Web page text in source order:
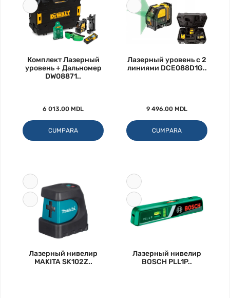
Комплект Лазерный
уровень + Дальномер
DW08871..
6 013.00 MDL
CUMPARA
Лазерный уровень с 2
линиями DCE088D1G..
9 496.00 MDL
CUMPARA
Лазерный нивелир
MAKITA SK102Z..
Лазерный нивелир
BOSCH PLL1P..